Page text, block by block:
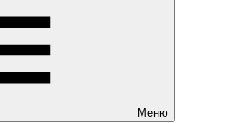
Меню